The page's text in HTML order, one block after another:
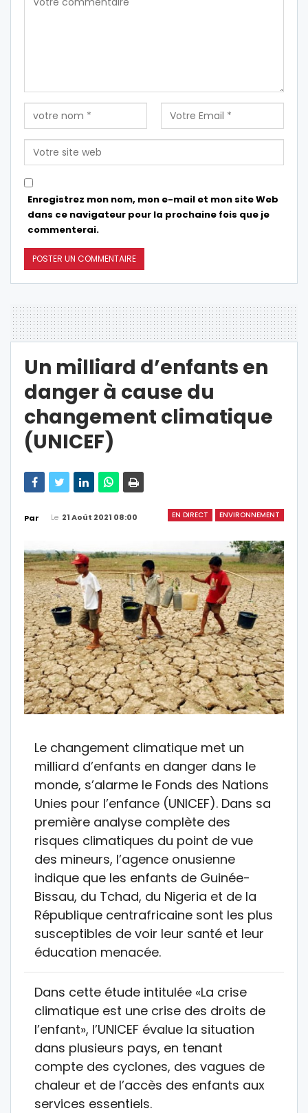
Enregistrez mon nom, mon e-mail et mon site Web
dans ce navigateur pour la prochaine fois que je
commenterai.
Un milliard d’enfants en
danger à cause du
changement climatique
(UNICEF)
EN DIRECT ENVIRONNEMENT
Par Le 21 Août 2021 08:00
Le changement climatique met un
milliard d’enfants en danger dans le
monde, s’alarme le Fonds des Nations
Unies pour l’enfance (UNICEF). Dans sa
première analyse complète des
risques climatiques du point de vue
des mineurs, l’agence onusienne
indique que les enfants de Guinée-
Bissau, du Tchad, du Nigeria et de la
République centrafricaine sont les plus
susceptibles de voir leur santé et leur
éducation menacée.
Dans cette étude intitulée «La crise
climatique est une crise des droits de
l’enfant», l’UNICEF évalue la situation
dans plusieurs pays, en tenant
compte des cyclones, des vagues de
chaleur et de l’accès des enfants aux
services essentiels.